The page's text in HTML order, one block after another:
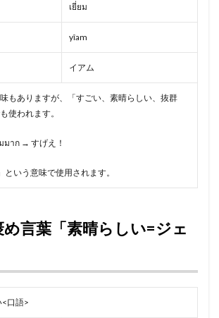
เยี่ยม
yîam
イアム
味もありますが、「すごい、素晴らしい、抜群
使われます。
มาก → すげえ！
という意味で使用されます。
言葉「素晴らしい=ジェ
口語>